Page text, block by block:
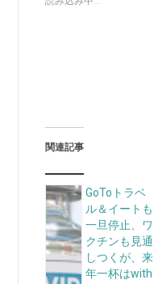
関連記事
GoToトラベ
ル＆イートも
一旦停止、ワ
クチンも見通
しつくが、来
年一杯はwith